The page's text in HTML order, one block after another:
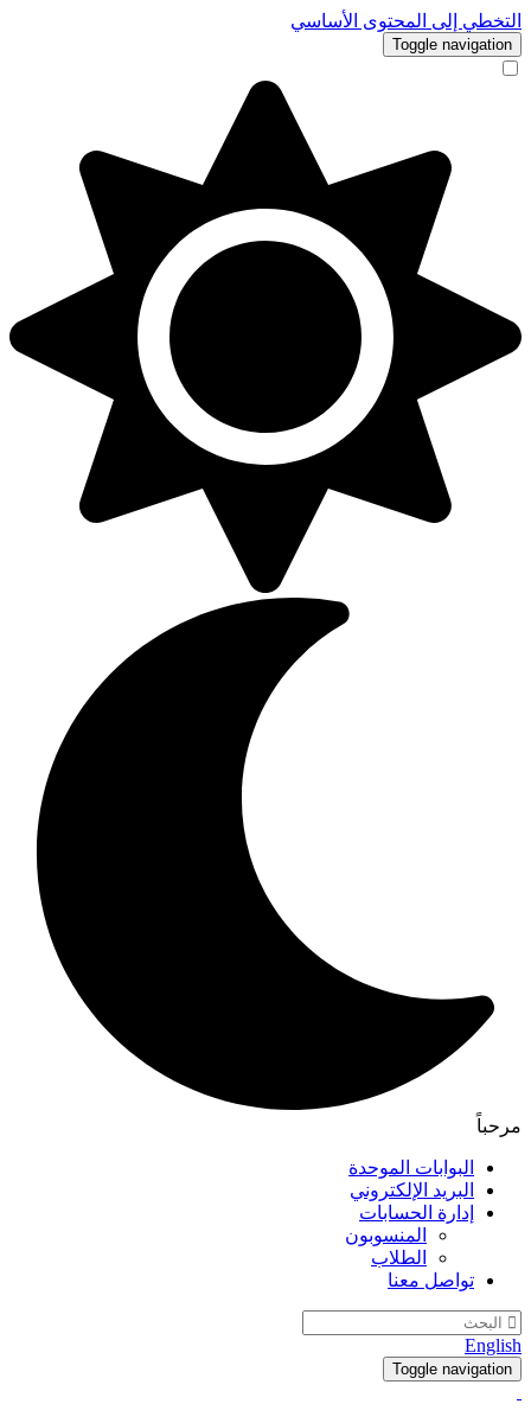
التخطي إلى المحتوى الأساسي
Toggle navigation
مرحباً
البوابات الموحدة
البريد الإلكتروني
إدارة الحسابات
المنسوبون
الطلاب
تواصل معنا
English
Toggle navigation